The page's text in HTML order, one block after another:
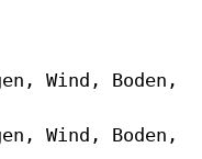
Wind, Boden,
Wind, Boden,